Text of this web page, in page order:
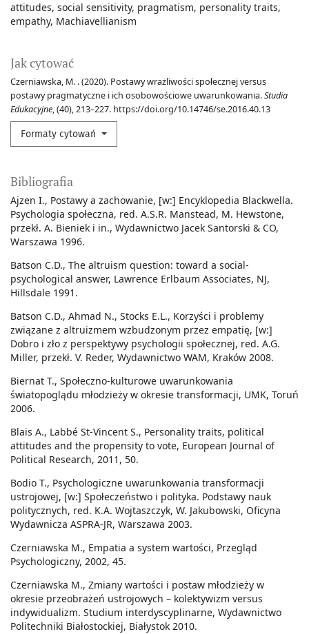
attitudes social sensitivity pragmatism personality traits
empathy Machiavellianism
Jak cytować
Czerniawska, M. . (2020). Postawy wrażliwości społecznej versus
postawy pragmatyczne i ich osobowościowe uwarunkowania.Studia
Edukacyjne, (40), 213–227. https://doi.org/10.14746/se.2016.40.13
Formaty cytowań
Bibliografia
Ajzen I., Postawy a zachowanie, [w:] Encyklopedia Blackwella.
Psychologia społeczna, red. A.S.R. Manstead, M. Hewstone,
przekł. A. Bieniek i in., Wydawnictwo Jacek Santorski & CO,
Warszawa 1996.
Batson C.D., The altruism question: toward a social-
psychological answer, Lawrence Erlbaum Associates, NJ,
Hillsdale 1991.
Batson C.D., Ahmad N., Stocks E.L., Korzyści i problemy
związane z altruizmem wzbudzonym przez empatię, [w:]
Dobro i zło z perspektywy psychologii społecznej, red. A.G.
Miller, przekł. V. Reder, Wydawnictwo WAM, Kraków 2008.
Biernat T., Społeczno-kulturowe uwarunkowania
światopoglądu młodzieży w okresie transformacji, UMK, Toruń
2006.
Blais A., Labbé St-Vincent S., Personality traits, political
attitudes and the propensity to vote, European Journal of
Political Research, 2011, 50.
Bodio T., Psychologiczne uwarunkowania transformacji
ustrojowej, [w:] Społeczeństwo i polityka. Podstawy nauk
politycznych, red. K.A. Wojtaszczyk, W. Jakubowski, Oficyna
Wydawnicza ASPRA-JR, Warszawa 2003.
Czerniawska M., Empatia a system wartości, Przegląd
Psychologiczny, 2002, 45.
Czerniawska M., Zmiany wartości i postaw młodzieży w
okresie przeobrażeń ustrojowych – kolektywizm versus
indywidualizm. Studium interdyscyplinarne, Wydawnictwo
Politechniki Białostockiej, Białystok 2010.